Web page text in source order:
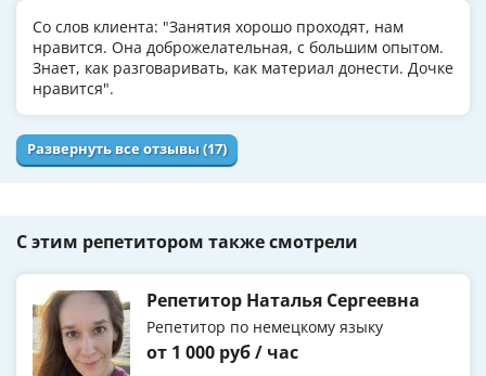
Со слов клиента: "Занятия хорошо проходят, нам
нравится. Она доброжелательная, с большим опытом.
Знает, как разговаривать, как материал донести. Дочке
нравится".
Развернуть все отзывы (17)
С этим репетитором также смотрели
Репетитор Наталья Сергеевна
Репетитор по немецкому языку
от 1 000 руб / час